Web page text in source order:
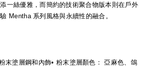
一絲優雅，而簡約的技術聚合物版本則在戶外
Mentha 系列風格與永續性的融合。
末塗層鋼和內飾• 粉末塗層顏色：亞麻色、鴿